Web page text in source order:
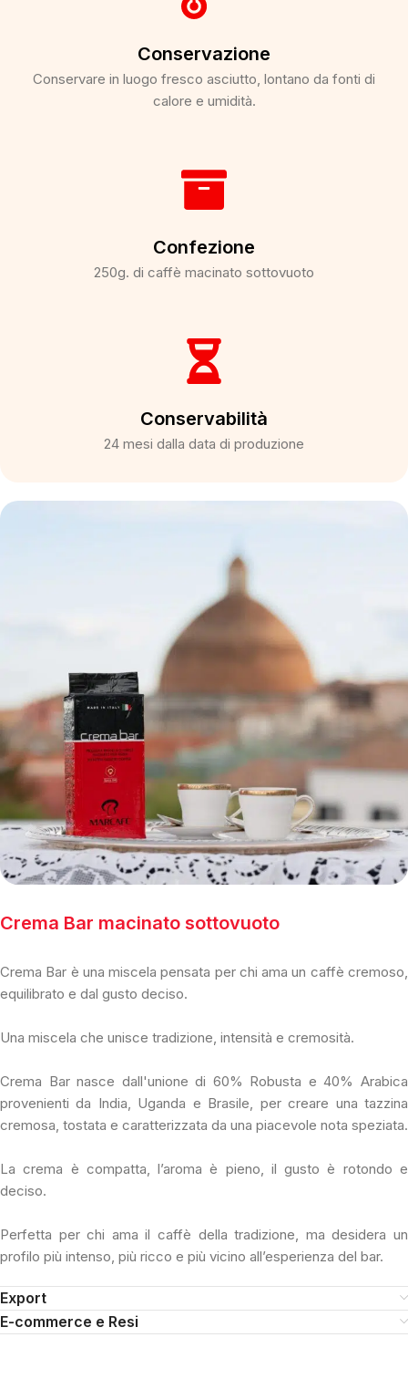
Conservazione
Conservare in luogo fresco asciutto, lontano da fonti di
calore e umidità.​
Confezione
250g. di caffè macinato sottovuoto
Conservabilità
24 mesi dalla data di produzione​
Crema Bar macinato sottovuoto
Crema Bar è una miscela pensata per chi ama un caffè cremoso,
equilibrato e dal gusto deciso.
Una miscela che unisce tradizione, intensità e cremosità.
Crema Bar nasce dall'unione di 60% Robusta e 40% Arabica
provenienti da India, Uganda e Brasile, per creare una tazzina
cremosa, tostata e caratterizzata da una piacevole nota speziata.
La crema è compatta, l’aroma è pieno, il gusto è rotondo e
deciso.
Perfetta per chi ama il caffè della tradizione, ma desidera un
profilo più intenso, più ricco e più vicino all’esperienza del bar.
Export
E-commerce e Resi